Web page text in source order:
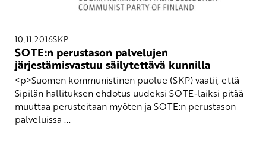
10.11.2016SKP
SOTE:n perustason palvelujen
järjestämisvastuu säilytettävä kunnilla
<p>Suomen kommunistinen puolue (SKP) vaatii, että
Sipilän hallituksen ehdotus uudeksi SOTE-laiksi pitää
muuttaa perusteitaan myöten ja SOTE:n perustason
palveluissa ...